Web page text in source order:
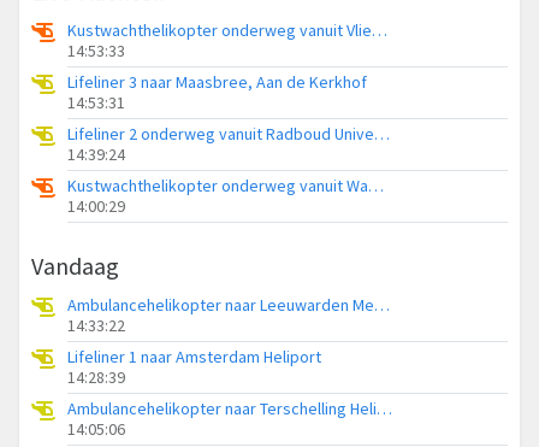
Kustwachthelikopter onderweg vanuit Vliegveld Midden-Zeeland
14:53:33
Lifeliner 3 naar Maasbree, Aan de Kerkhof
14:53:31
Lifeliner 2 onderweg vanuit Radboud Universitair Medisch Centrum
14:39:24
Kustwachthelikopter onderweg vanuit Waddenzee
14:00:29
Vandaag
Ambulancehelikopter naar Leeuwarden Medical Center Heliport
14:33:22
Lifeliner 1 naar Amsterdam Heliport
14:28:39
Ambulancehelikopter naar Terschelling Heliport
14:05:06